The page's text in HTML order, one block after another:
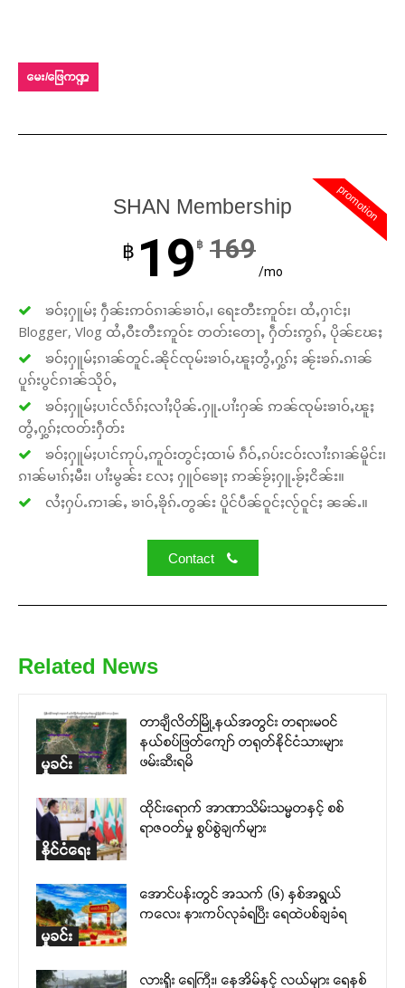
မေး/ဖြေကဏ္ဍ
promotion
SHAN Membership
฿ 19 ฿ 169
/mo
ၶဝ်ႈႁူမ်ႈ ႁဵၼ်းဢဝ်ၵၢၼ်ၶၢဝ်ႇ၊ ရေႊတီႊဢူဝ်ႊ၊ ထႆႇႁၢင်ႈ၊
Blogger, Vlog ထႆႇဝီႊတီႊဢူဝ်ႊ တတ်းတေႃႇ ႁဵတ်းဢွၵ်ႇ ပိုၼ်ၽႄႈ
ၶဝ်ႈႁူမ်ႈၵၢၼ်တူင်ႉၼိုင်ၸုမ်းၶၢဝ်ႇၽူႈတွႆႇႁွၵ်ႈ ၼႂ်းၶၵ်ႉၵၢၼ်
ပူၵ်းပွင်ၵၢၼ်သိုဝ်ႇ
ၶဝ်ႈႁူမ်ႈပၢင်လႅၵ်ႈလၢႆႈပိုၼ်ႉႁူႉပၢႆးႁၼ် ဢၼ်ၸုမ်းၶၢဝ်ႇၽူႈ
တွႆႇႁွၵ်ႈၸတ်းႁဵတ်း
ၶဝ်ႈႁူမ်ႈပၢင်ဢုပ်ႇဢူဝ်းတွင်ႈထၢမ် ၵဵဝ်ႇၵပ်းငဝ်းလၢႆးၵၢၼ်မိူင်း၊
ၵၢၼ်မၢၵ်ႈမီး၊ ပၢႆးမွၼ်း လႄႈ ႁူဝ်ၶေႃႈ ဢၼ်ၶႂ်ႈႁူႉၶႂ်ႈငိၼ်း။
လႆႈႁပ်ႉဢၢၼ်ႇ ၶၢဝ်ႇၶိုၵ်ႉတွၼ်း ပိူင်ပဵၼ်ဝူင်ႈလႂ်ဝူင်ႈ ၼၼ်ႉ။
Contact
Related News
မှုခင်း
တာချီလိတ်မြို့နယ်အတွင်း တရားမဝင်
နယ်စပ်ဖြတ်ကျော် တရုတ်နိုင်ငံသားများ
ဖမ်းဆီးရမိ
နိုင်ငံရေး
ထိုင်းရောက် အာဏာသိမ်းသမ္မတနှင့် စစ်
ရာဇဝတ်မှု စွပ်စွဲချက်များ
မှုခင်း
အောင်ပန်းတွင် အသက် (၆) နှစ်အရွယ်
ကလေး နားကပ်လုခံရပြီး ရေထဲပစ်ချခံရ
လားရှိုး ရေကြီး၊ နေအိမ်နှင့် လယ်များ ရေနစ်